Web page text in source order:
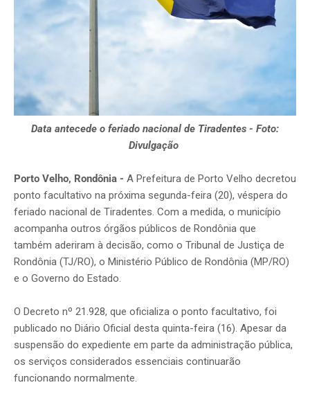
Data antecede o feriado nacional de Tiradentes - Foto:
Divulgação
Porto Velho, Rondônia - A Prefeitura de Porto Velho decretou
ponto facultativo na próxima segunda-feira (20), véspera do
feriado nacional de Tiradentes. Com a medida, o município
acompanha outros órgãos públicos de Rondônia que
também aderiram à decisão, como o Tribunal de Justiça de
Rondônia (TJ/RO), o Ministério Público de Rondônia (MP/RO)
e o Governo do Estado.
O Decreto nº 21.928, que oficializa o ponto facultativo, foi
publicado no Diário Oficial desta quinta-feira (16). Apesar da
suspensão do expediente em parte da administração pública,
os serviços considerados essenciais continuarão
funcionando normalmente.